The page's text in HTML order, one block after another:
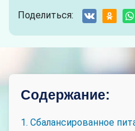
Поделиться:
Содержание:
1. Сбалансированное